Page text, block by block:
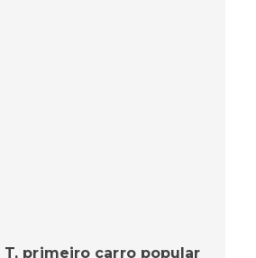
primeiro carro popular